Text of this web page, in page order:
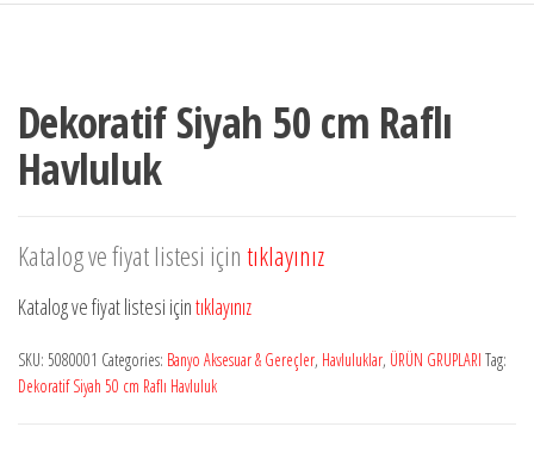
Dekoratif Siyah 50 cm Raflı
Havluluk
Katalog ve fiyat listesi içintıklayınız
Katalog ve fiyat listesi içintıklayınız
SKU: 5080001 Categories: Banyo Aksesuar & Gereçler, Havluluklar, ÜRÜN GRUPLARI Tag:
Dekoratif Siyah 50 cm Raflı Havluluk